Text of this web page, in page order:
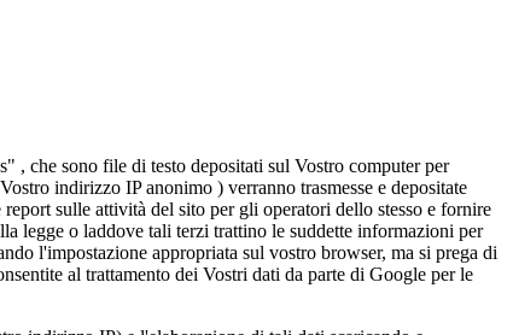
che sono file di testo depositati sul Vostro computer per
indirizzo IP anonimo ) verranno trasmesse e depositate
sulle attività del sito per gli operatori dello stesso e fornire
legge o laddove tali terzi trattino le suddette informazioni per
l'impostazione appropriata sul vostro browser, ma si prega di
al trattamento dei Vostri dati da parte di Google per le